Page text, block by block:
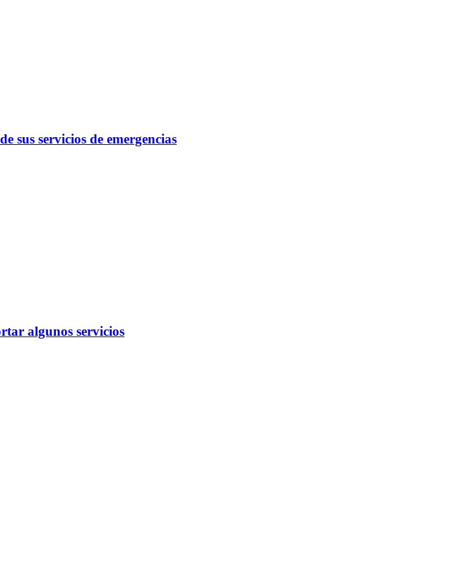
sus servicios de emergencias
algunos servicios